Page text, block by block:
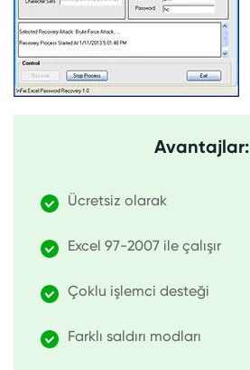
Avantajlar:
Ücretsiz olarak
Excel 97-2007 ile çalışır
Çoklu işlemci desteği
Farklı saldırı modları